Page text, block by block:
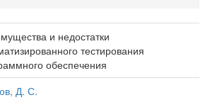
и недостатки
тестирования
обеспечения
Д. С.